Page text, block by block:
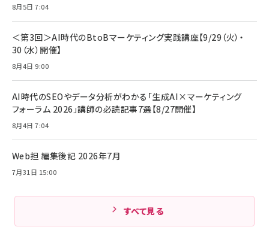
Amazonランキングをもっと見る
Anker Soundcore P31i (Bluetooth 6.1) 【完
全ワイヤレスイヤホン/アクティブノイズキャンセリ
ング/マルチポイント接続 / 最大50時間再生 / PSE
Anker PowerLine III Flow USB-C & USB-C
ケーブル Anker絡まないケーブル 240W 結束バン
ド付き USB PD対応 シリコン素材採用 iPhone
17 / 16 / 15 / Galaxy iPad Pro MacBook
Amazonランキングをもっと見る
キャンペーン】
￥4,857
8月5日 7:04
＜第3回＞AI時代のBtoBマーケティング実践講座【9/29（火）・
30（水）開催】
8月4日 9:00
AI時代のSEOやデータ分析がわかる「生成AI×マーケティング
フォーラム 2026」講師の必読記事7選【8/27開催】
8月4日 7:04
Web担 編集後記 2026年7月
7月31日 15:00
すべて見る